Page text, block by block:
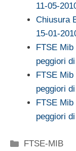
11-05-
Chiusura
15-01-
FTSE
peggiori
FTSE
peggiori
FTSE
peggiori
Categorie
FTSE-MIB